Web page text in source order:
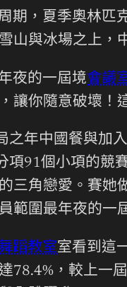
期，夏季奧林匹
山與冰場之上，
夜的一屆境會議
讓你隨意破壞！
之年中國餐與加
項91個小項的競
三角戀愛。賽她
範圍最年夜的一
蹈教室室看到這
78.4%，較上一